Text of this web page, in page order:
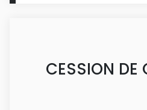
CESSION DE